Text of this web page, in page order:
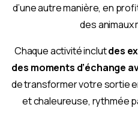
d’une autre manière, en
des animaux
Chaque activité inclutdes
des moments d’échange
de transformer votre sortie
et chaleureuse, rythmée